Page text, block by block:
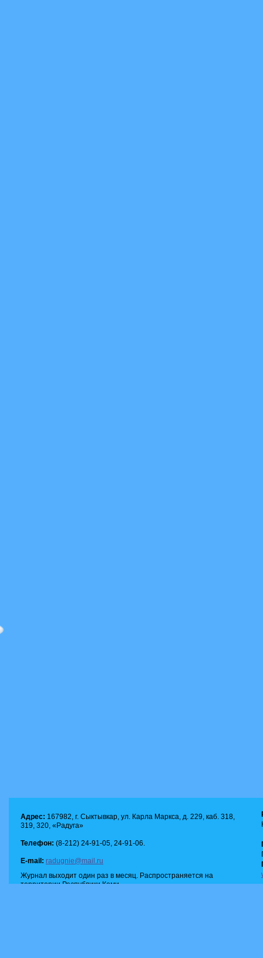
Адрес: 167982, г. Сыктывкар, ул. Карла Маркса, д. 229, каб. 318,
319, 320, «Радуга»
Телефон: (8-212) 24-91-05, 24-91-06.
E-mail: radugnie@mail.ru
Журнал выходит один раз в месяц. Распространяется на
территории Республики Коми.